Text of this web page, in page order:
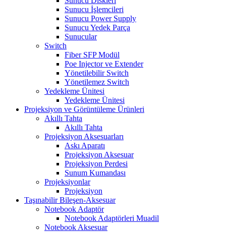
Sunucu İşlemcileri
Sunucu Power Supply
Sunucu Yedek Parça
Sunucular
Switch
Fiber SFP Modül
Poe Injector ve Extender
Yönetilebilir Switch
Yönetilemez Switch
Yedekleme Ünitesi
Yedekleme Ünitesi
Projeksiyon ve Görüntüleme Ürünleri
Akıllı Tahta
Akıllı Tahta
Projeksiyon Aksesuarları
Askı Aparatı
Projeksiyon Aksesuar
Projeksiyon Perdesi
Sunum Kumandası
Projeksiyonlar
Projeksiyon
Taşınabilir Bileşen-Aksesuar
Notebook Adaptör
Notebook Adaptörleri Muadil
Notebook Aksesuar